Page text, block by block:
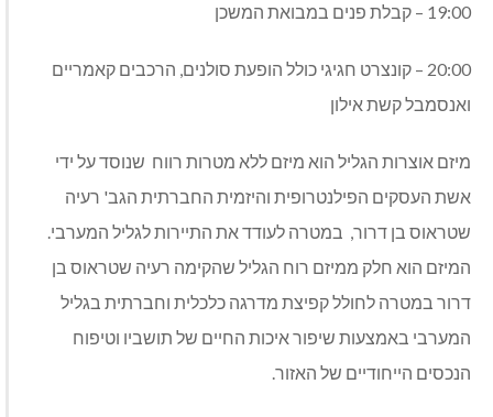
19:00 – קבלת פנים במבואת המשכן
20:00 – קונצרט חגיגי כולל הופעת סולנים, הרכבים קאמריים
ואנסמבל קשת אילון
מיזם אוצרות הגליל הוא מיזם ללא מטרות רווח שנוסד על ידי
אשת העסקים הפילנטרופית והיזמית החברתית הגב' רעיה
שטראוס בן דרור, במטרה לעודד את התיירות לגליל המערבי.
המיזם הוא חלק ממיזם רוח הגליל שהקימה רעיה שטראוס בן
דרור במטרה לחולל קפיצת מדרגה כלכלית וחברתית בגליל
המערבי באמצעות שיפור איכות החיים של תושביו וטיפוח
הנכסים הייחודיים של האזור.